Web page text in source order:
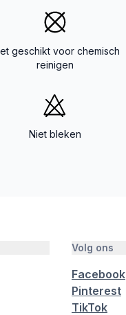
geschikt voor chemisch
reinigen
Niet bleken
Volg ons
Facebook
Pinterest
TikTok